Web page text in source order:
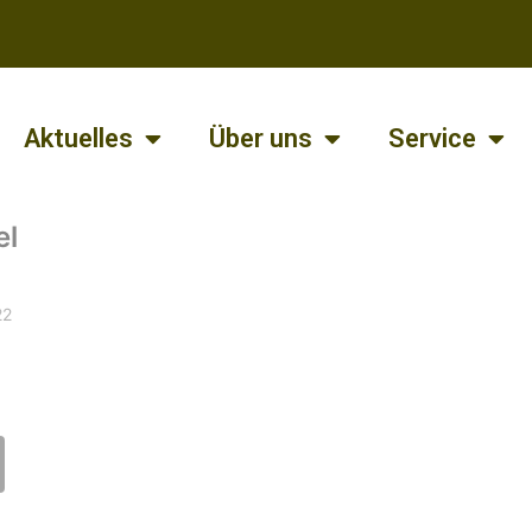
Aktuelles Über uns Service